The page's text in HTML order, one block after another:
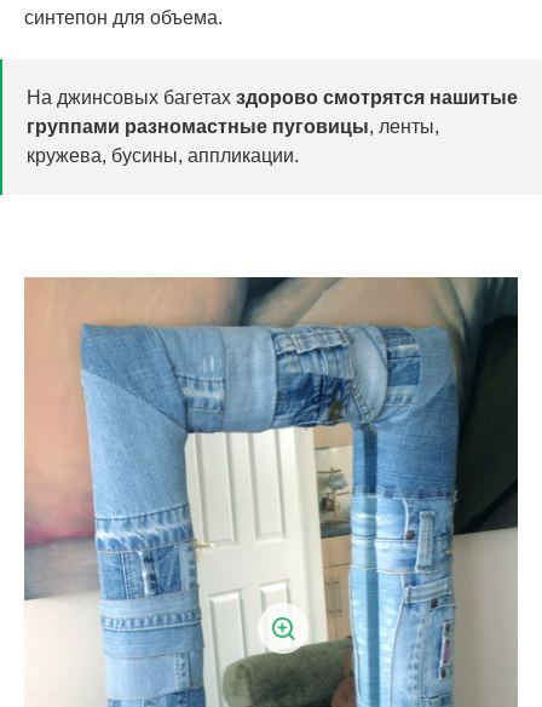
синтепон для объема.
На джинсовых багетах здорово смотрятся нашитые
группами разномастные пуговицы, ленты,
кружева, бусины, аппликации.